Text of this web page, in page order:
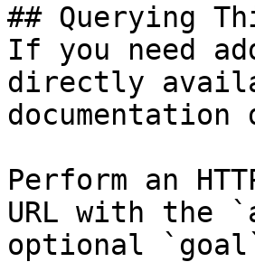
## Querying
If you need
directly
Perform an
URL with the
optional